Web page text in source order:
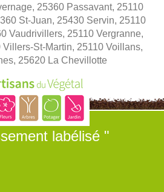
25360 Passavant, 25110
St-Juan, 25430 Servin, 25110
Vaudrivillers, 25110 Vergranne,
Villers-St-Martin, 25110 Voillans,
25620 La Chevillotte
labélisé "